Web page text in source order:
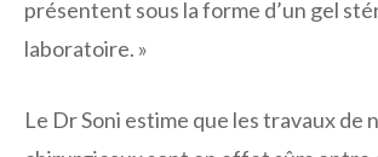
présentent sous la forme d’un gel
laboratoire. »
Le Dr Soni estime que les travaux de